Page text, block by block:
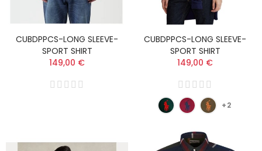
CUBDPPCS-LONG SLEEVE-
SPORT SHIRT
149,00 €
CUBDPPCS-LONG SLEEVE-
SPORT SHIRT
149,00 €
+2